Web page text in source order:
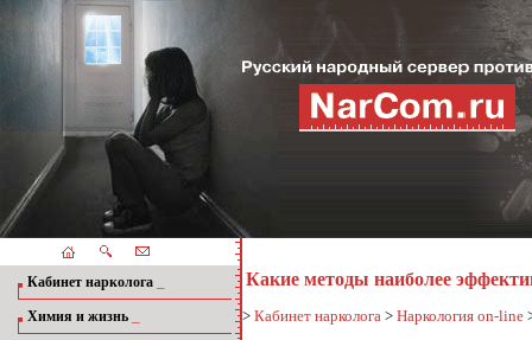
Кабинет нарколога
Химия и жизнь
Какие методы наиболее
> Кабинет нарколога > Наркология on-line